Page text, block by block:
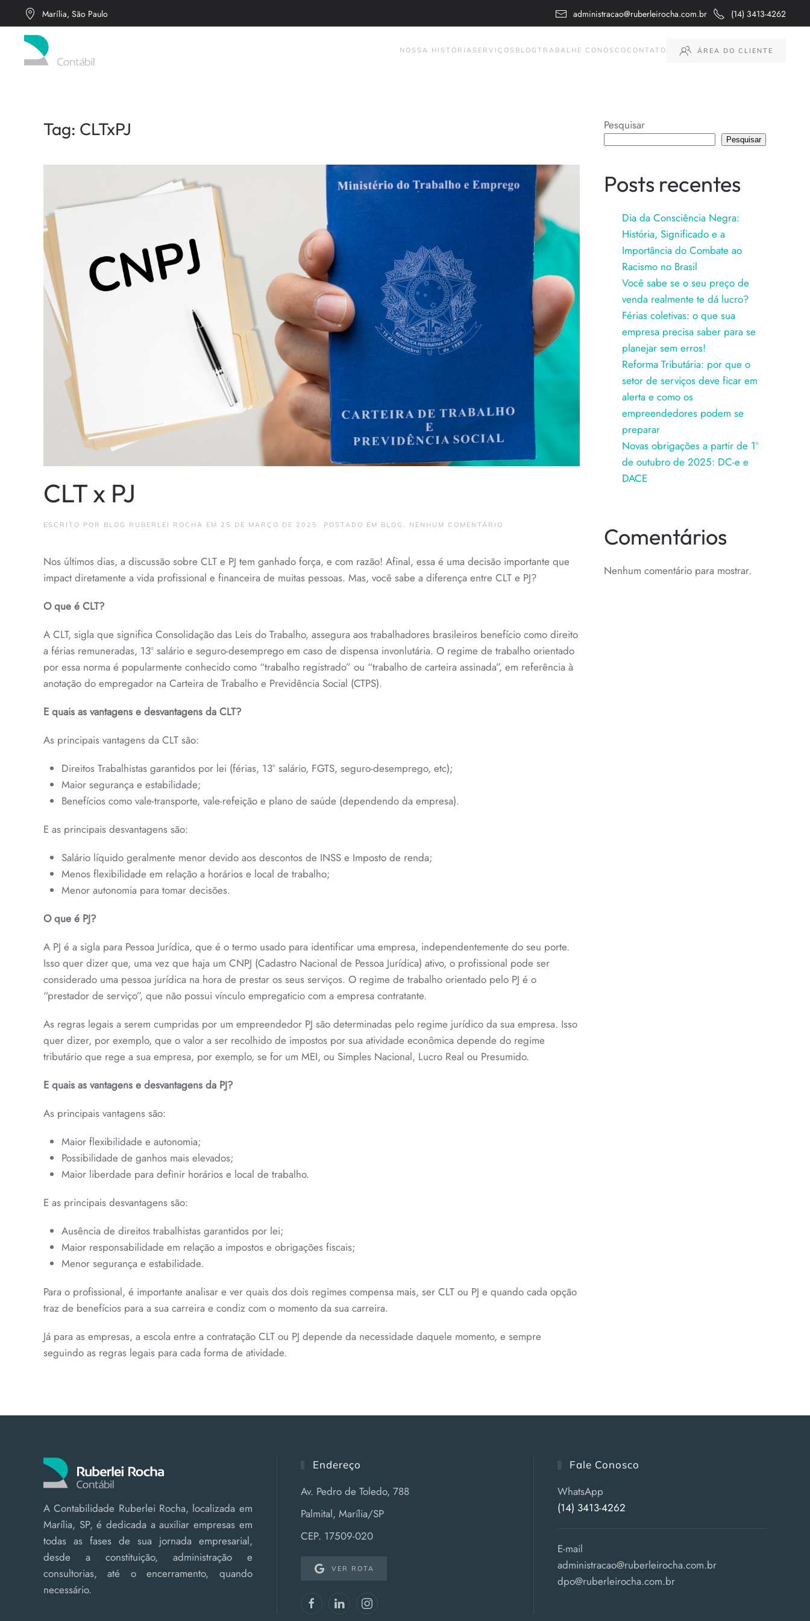
Skip to main content
Marília, São Paulo administracao@ruberleirocha.com.br (14) 3413-4262
NOSSA HISTÓRIA SERVIÇOS BLOG TRABALHE CONOSCO CONTATO ÁREA DO CLIENTE
Tag: CLTxPJ
CLT x PJ
ESCRITO POR BLOG RUBERLEI ROCHA EM 25 DE MARÇO DE 2025 . POSTADO EM BLOG . NENHUM COMENTÁRIO
Nos últimos dias, a discussão sobre CLT e PJ tem ganhado força, e com razão! Afinal, essa é uma decisão importante que
impact diretamente a vida profissional e financeira de muitas pessoas. Mas, você sabe a diferença entre CLT e PJ?
O que é CLT?
A CLT, sigla que significa Consolidação das Leis do Trabalho, assegura aos trabalhadores brasileiros benefício como direito
a férias remuneradas, 13º salário e seguro-desemprego em caso de dispensa invonlutária. O regime de trabalho orientado
por essa norma é popularmente conhecido como “trabalho registrado” ou “trabalho de carteira assinada”, em referência à
anotação do empregador na Carteira de Trabalho e Previdência Social (CTPS).
E quais as vantagens e desvantagens da CLT?
As principais vantagens da CLT são:
Direitos Trabalhistas garantidos por lei (férias, 13º salário, FGTS, seguro-desemprego, etc);
Maior segurança e estabilidade;
Benefícios como vale-transporte, vale-refeição e plano de saúde (dependendo da empresa).
E as principais desvantagens são:
Salário líquido geralmente menor devido aos descontos de INSS e Imposto de renda;
Menos flexibilidade em relação a horários e local de trabalho;
Menor autonomia para tomar decisões.
O que é PJ?
A PJ é a sigla para Pessoa Jurídica, que é o termo usado para identificar uma empresa, independentemente do seu porte.
Isso quer dizer que, uma vez que haja um CNPJ (Cadastro Nacional de Pessoa Jurídica) ativo, o profissional pode ser
considerado uma pessoa jurídica na hora de prestar os seus serviços. O regime de trabalho orientado pelo PJ é o
“prestador de serviço”, que não possui vínculo empregaticio com a empresa contratante.
As regras legais a serem cumpridas por um empreendedor PJ são determinadas pelo regime jurídico da sua empresa. Isso
quer dizer, por exemplo, que o valor a ser recolhido de impostos por sua atividade econômica depende do regime
tributário que rege a sua empresa, por exemplo, se for um MEI, ou Simples Nacional, Lucro Real ou Presumido.
E quais as vantagens e desvantagens da PJ?
As principais vantagens são:
Maior flexibilidade e autonomia;
Possibilidade de ganhos mais elevados;
Maior liberdade para definir horários e local de trabalho.
E as principais desvantagens são:
Ausência de direitos trabalhistas garantidos por lei;
Maior responsabilidade em relação a impostos e obrigações fiscais;
Menor segurança e estabilidade.
Para o profissional, é importante analisar e ver quais dos dois regimes compensa mais, ser CLT ou PJ e quando cada opção
traz de benefícios para a sua carreira e condiz com o momento da sua carreira.
Já para as empresas, a escola entre a contratação CLT ou PJ depende da necessidade daquele momento, e sempre
seguindo as regras legais para cada forma de atividade.
Pesquisar
Pesquisar
Posts recentes
Dia da Consciência Negra:
História, Significado e a
Importância do Combate ao
Racismo no Brasil
Você sabe se o seu preço de
venda realmente te dá lucro?
Férias coletivas: o que sua
empresa precisa saber para se
planejar sem erros!
Reforma Tributária: por que o
setor de serviços deve ficar em
alerta e como os
empreendedores podem se
preparar
Novas obrigações a partir de 1º
de outubro de 2025: DC-e e
DACE
Comentários
Nenhum comentário para mostrar.
A Contabilidade Ruberlei Rocha, localizada em
Marília, SP, é dedicada a auxiliar empresas em
todas as fases de sua jornada empresarial,
desde a constituição, administração e
consultorias, até o encerramento, quando
necessário.
Endereço
Av. Pedro de Toledo, 788
Palmital, Marília/SP
CEP. 17509-020
VER ROTA
Fale Conosco
WhatsApp
(14) 3413-4262
E-mail
administracao@ruberleirocha.com.br
dpo@ruberleirocha.com.br